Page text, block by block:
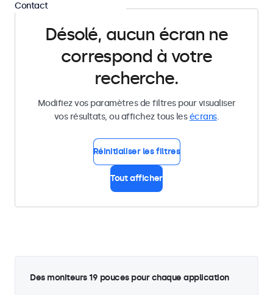
Désolé, aucun écran ne
correspond à votre
recherche.
Modifiez vos paramètres de filtres pour visualiser
vos résultats, ou affichez tous lesécrans.
Réinitialiser les filtres
Tout afficher
Des moniteurs 19 pouces pour chaque application
Contact